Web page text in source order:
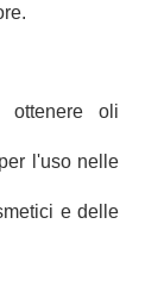
ottenere oli
l'uso nelle
e delle